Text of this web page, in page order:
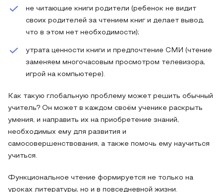
не читающие книги родители (ребенок не видит
своих родителей за чтением книг и делает вывод,
что в этом нет необходимости);
утрата ценности книги и предпочтение СМИ (чтение
заменяем многочасовым просмотром телевизора,
игрой на компьютере).
Как такую глобальную проблему может решить обычный
учитель? Он может в каждом своём ученике раскрыть
умения, и направить их на приобретение знаний,
необходимых ему для развития и
самосовершенствования, а также помочь ему научиться
учиться.
Функциональное чтение формируется не только на
уроках литературы, но и в повседневной жизни.